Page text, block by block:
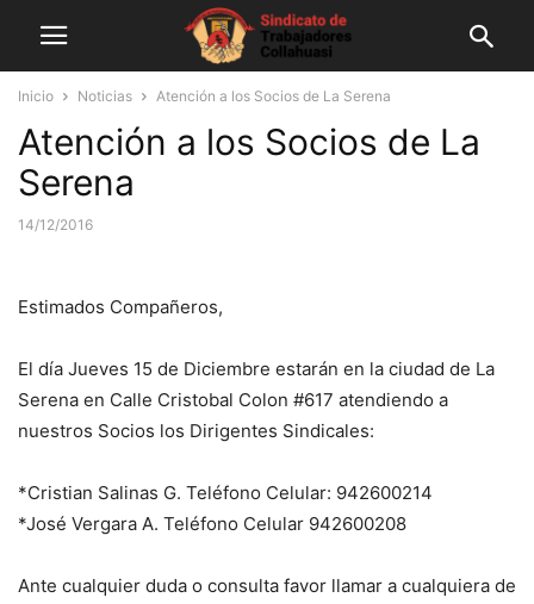
Inicio Noticias Atención a los Socios de La Serena
Atención a los Socios de La
Serena
14/12/2016
Estimados Compañeros,
El día Jueves 15 de Diciembre estarán en la ciudad de La
Serena en Calle Cristobal Colon #617 atendiendo a
nuestros Socios los Dirigentes Sindicales:
*Cristian Salinas G. Teléfono Celular: 942600214
*José Vergara A. Teléfono Celular 942600208
Ante cualquier duda o consulta favor llamar a cualquiera de